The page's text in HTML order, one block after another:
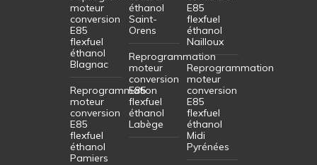
moteur
conversion
E85
flexfuel
éthanol
Blagnac
Reprogrammation
moteur
conversion
E85
flexfuel
éthanol
Pamiers
éthanol
Saint-
Orens
Reprogrammation
moteur
conversion
E85
flexfuel
éthanol
Labège
E85
flexfuel
éthanol
Nailloux
Reprogrammation
moteur
conversion
E85
flexfuel
éthanol
Midi
Pyrénées